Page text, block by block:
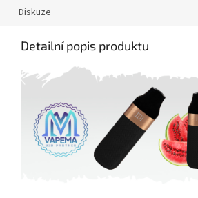
Diskuze
Detailní popis produktu